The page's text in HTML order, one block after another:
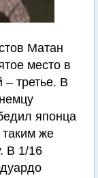
Матан
место в
– третье. В
японца
же
В 1/16